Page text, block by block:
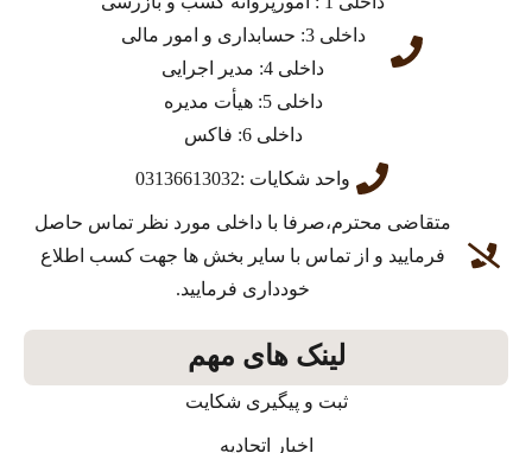
داخلی 3: حسابداری و امور مالی
داخلی 4: مدیر اجرایی
داخلی 5: هیأت مدیره
داخلی 6: فاکس
واحد شکایات :03136613032
متقاضی محترم،صرفا با داخلی مورد نظر تماس حاصل
فرمایید و از تماس با سایر بخش ها جهت کسب اطلاع
خودداری فرمایید.
لینک های مهم
ثبت و پیگیری شکایت
اخبار اتحادیه